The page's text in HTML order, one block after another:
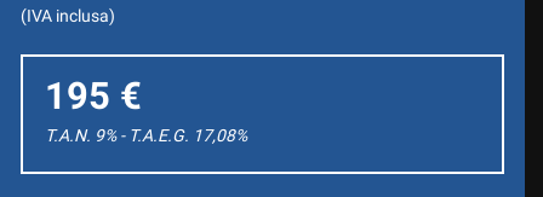
(IVA inclusa)
195 €
T.A.N. 9% - T.A.E.G. 17,08%